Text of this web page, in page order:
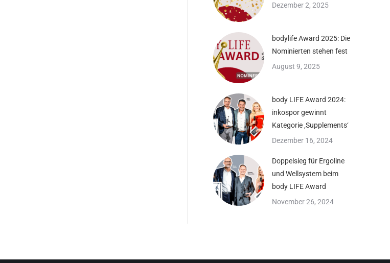
Dezember 2, 2025
bodylife Award 2025: Die
Nominierten stehen fest
August 9, 2025
body LIFE Award 2024:
inkospor gewinnt
Kategorie ‚Supplements‘
Dezember 16, 2024
Doppelsieg für Ergoline
und Wellsystem beim
body LIFE Award
November 26, 2024